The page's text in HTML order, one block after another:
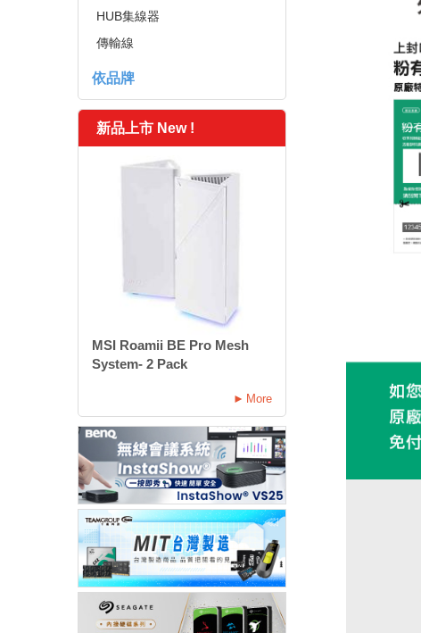
HUB集線器
傳輸線
依品牌
新品上市 New !
MSI Roamii BE Pro Mesh
System- 2 Pack
More